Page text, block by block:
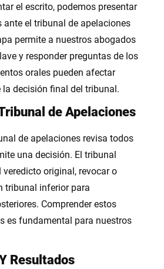
el escrito, podemos presentar
ante el tribunal de apelaciones
permite a nuestros abogados
y responder preguntas de los
orales pueden afectar
decisión final del tribunal.
de Apelaciones
de apelaciones revisa todos
una decisión. El tribunal
veredicto original, revocar o
tribunal inferior para
Comprender estos
es fundamental para nuestros
Resultados